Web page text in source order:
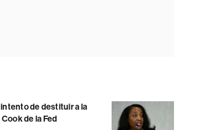
de destituir a la
de la Fed